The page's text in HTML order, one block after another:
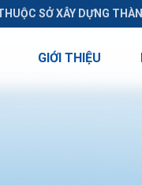
SỞ XÂY DỰNG
GIỚI THIỆU